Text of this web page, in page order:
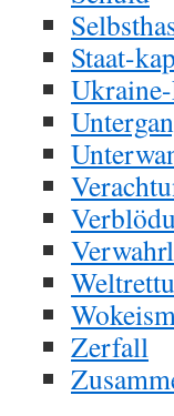
Staat-
Zerfall